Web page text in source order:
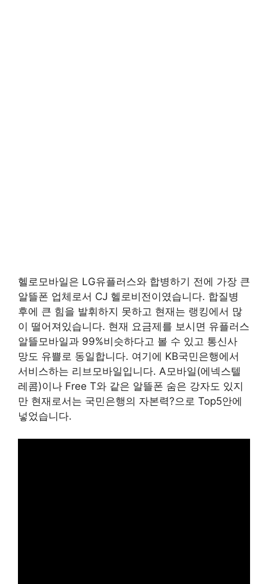
헬로모바일은 LG유플러스와 합병하기 전에 가장 큰
알뜰폰 업체로서 CJ 헬로비전이였습니다. 합질병
후에 큰 힘을 발휘하지 못하고 현재는 랭킹에서 많
이 떨어져있습니다. 현재 요금제를 보시면 유플러스
알뜰모바일과 99%비슷하다고 볼 수 있고 통신사
망도 유쁠로 동일합니다. 여기에 KB국민은행에서
서비스하는 리브모바일입니다. A모바일(에넥스텔
레콤)이나 Free T와 같은 알뜰폰 숨은 강자도 있지
만 현재로서는 국민은행의 자본력?으로 Top5안에
넣었습니다.